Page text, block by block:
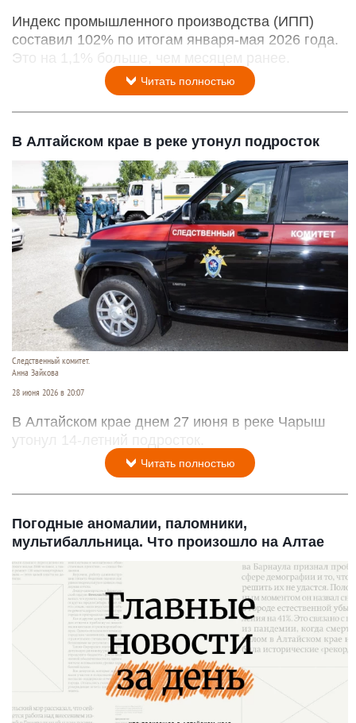
Индекс промышленного производства (ИПП)
составил 102% по итогам января-мая 2026 года.
Это на 1,1% больше, чем месяцем ранее.
Читать полностью
В Алтайском крае в реке утонул подросток
Следственный комитет.
Анна Зайкова
28 июня 2026 в 20:07
В Алтайском крае днем 27 июня в реке Чарыш
утонул 14-летний подросток.
Читать полностью
Погодные аномалии, паломники,
мультибалльница. Что произошло на Алтае